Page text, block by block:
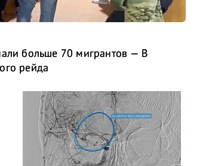
больше 70 мигрантов — В
рейда